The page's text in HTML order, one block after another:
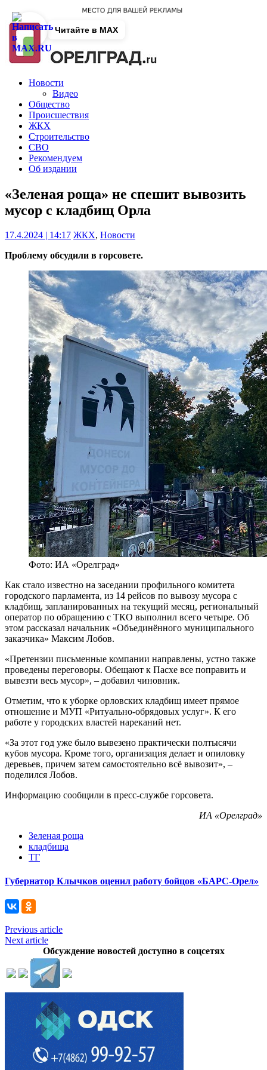
Новости
Видео
Общество
Происшествия
ЖКХ
Строительство
СВО
Рекомендуем
Об издании
«Зеленая роща» не спешит вывозить
мусор с кладбищ Орла
17.4.2024 | 14:17 ЖКХ, Новости
Проблему обсудили в горсовете.
Фото: ИА «Орелград»
Как стало известно на заседании профильного комитета
городского парламента, из 14 рейсов по вывозу мусора с
кладбищ, запланированных на текущий месяц, региональный
оператор по обращению с ТКО выполнил всего четыре. Об
этом рассказал начальник «Объединённого муниципального
заказчика» Максим Лобов.
«Претензии письменные компании направлены, устно также
проведены переговоры. Обещают к Пасхе все поправить и
вывезти весь мусор», – добавил чиновник.
Отметим, что к уборке орловских кладбищ имеет прямое
отношение и МУП «Ритуально-обрядовых услуг». К его
работе у городских властей нареканий нет.
«За этот год уже было вывезено практически полтысячи
кубов мусора. Кроме того, организация делает и опиловку
деревьев, причем затем самостоятельно всё вывозит», –
поделился Лобов.
Информацию сообщили в пресс-службе горсовета.
ИА «Орелград»
Зеленая роща
кладбища
ТГ
Губернатор Клычков оценил работу бойцов «БАРС-Орел»
Previous article
Next article
Обсуждение новостей доступно в соцсетях
Читайте в MAX